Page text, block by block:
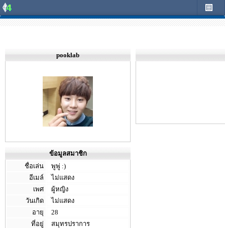
pooklab
ข้อมูลสมาชิก
ชื่อเล่น
พูพู่ :)
อีเมล์
ไม่แสดง
เพศ
ผู้หญิง
วันเกิด
ไม่แสดง
อายุ
28
ที่อยู่
สมุทรปราการ